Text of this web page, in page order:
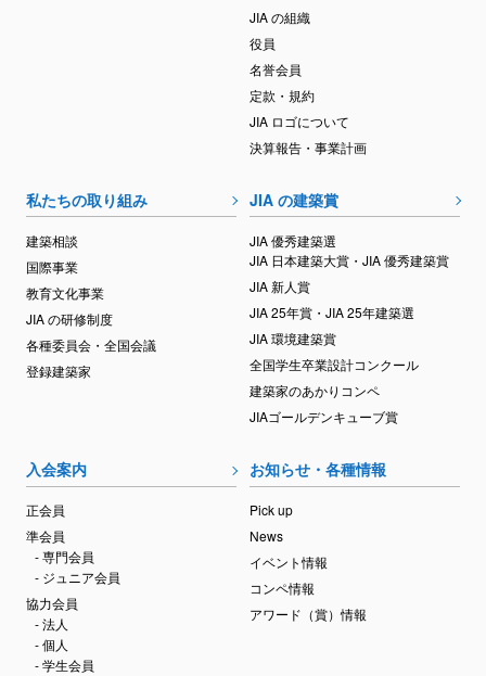
JIA の組織
役員
名誉会員
定款・規約
JIA ロゴについて
決算報告・事業計画
私たちの取り組み
建築相談
国際事業
教育文化事業
JIA の研修制度
各種委員会・全国会議
登録建築家
JIA の建築賞
JIA 優秀建築選
JIA 日本建築大賞・JIA 優秀建築賞
JIA 新人賞
JIA 25年賞・JIA 25年建築選
JIA 環境建築賞
全国学生卒業設計コンクール
建築家のあかりコンペ
JIAゴールデンキューブ賞
入会案内
正会員
準会員
- 専門会員
- ジュニア会員
協力会員
- 法人
- 個人
- 学生会員
お知らせ・各種情報
Pick up
News
イベント情報
コンペ情報
アワード（賞）情報